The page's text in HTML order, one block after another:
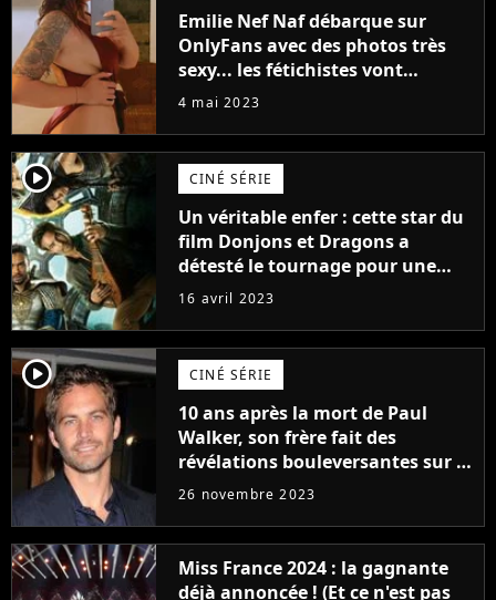
Emilie Nef Naf débarque sur
OnlyFans avec des photos très
sexy... les fétichistes vont
prendre leur pied !
4 mai 2023
player2 CINÉ SÉRIE
Un véritable enfer : cette star du
film Donjons et Dragons a
détesté le tournage pour une
raison très spéciale
16 avril 2023
player2 CINÉ SÉRIE
10 ans après la mort de Paul
Walker, son frère fait des
révélations bouleversantes sur la
réaction des acteurs de Fast and
26 novembre 2023
Miss France 2024 : la gagnante
déjà annoncée ! (Et ce n'est pas